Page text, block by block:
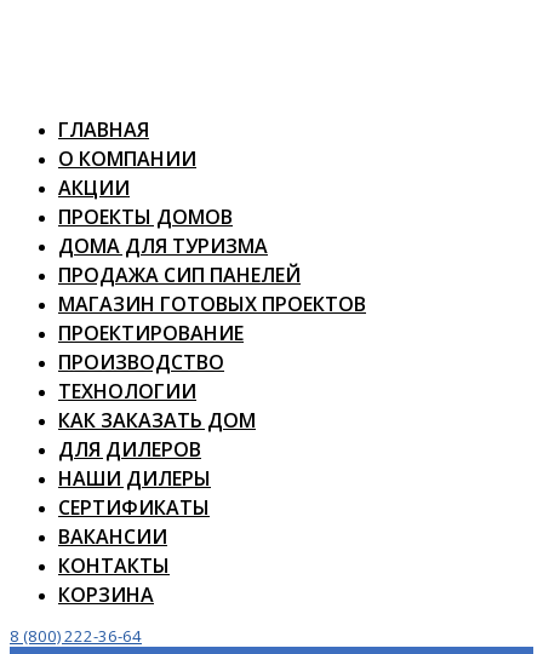
ГЛАВНАЯ
О КОМПАНИИ
АКЦИИ
ПРОЕКТЫ ДОМОВ
ДОМА ДЛЯ ТУРИЗМА
ПРОДАЖА СИП ПАНЕЛЕЙ
МАГАЗИН ГОТОВЫХ ПРОЕКТОВ
ПРОЕКТИРОВАНИЕ
ПРОИЗВОДСТВО
ТЕХНОЛОГИИ
КАК ЗАКАЗАТЬ ДОМ
ДЛЯ ДИЛЕРОВ
НАШИ ДИЛЕРЫ
СЕРТИФИКАТЫ
ВАКАНСИИ
КОНТАКТЫ
КОРЗИНА
8 (800) 222-36-64